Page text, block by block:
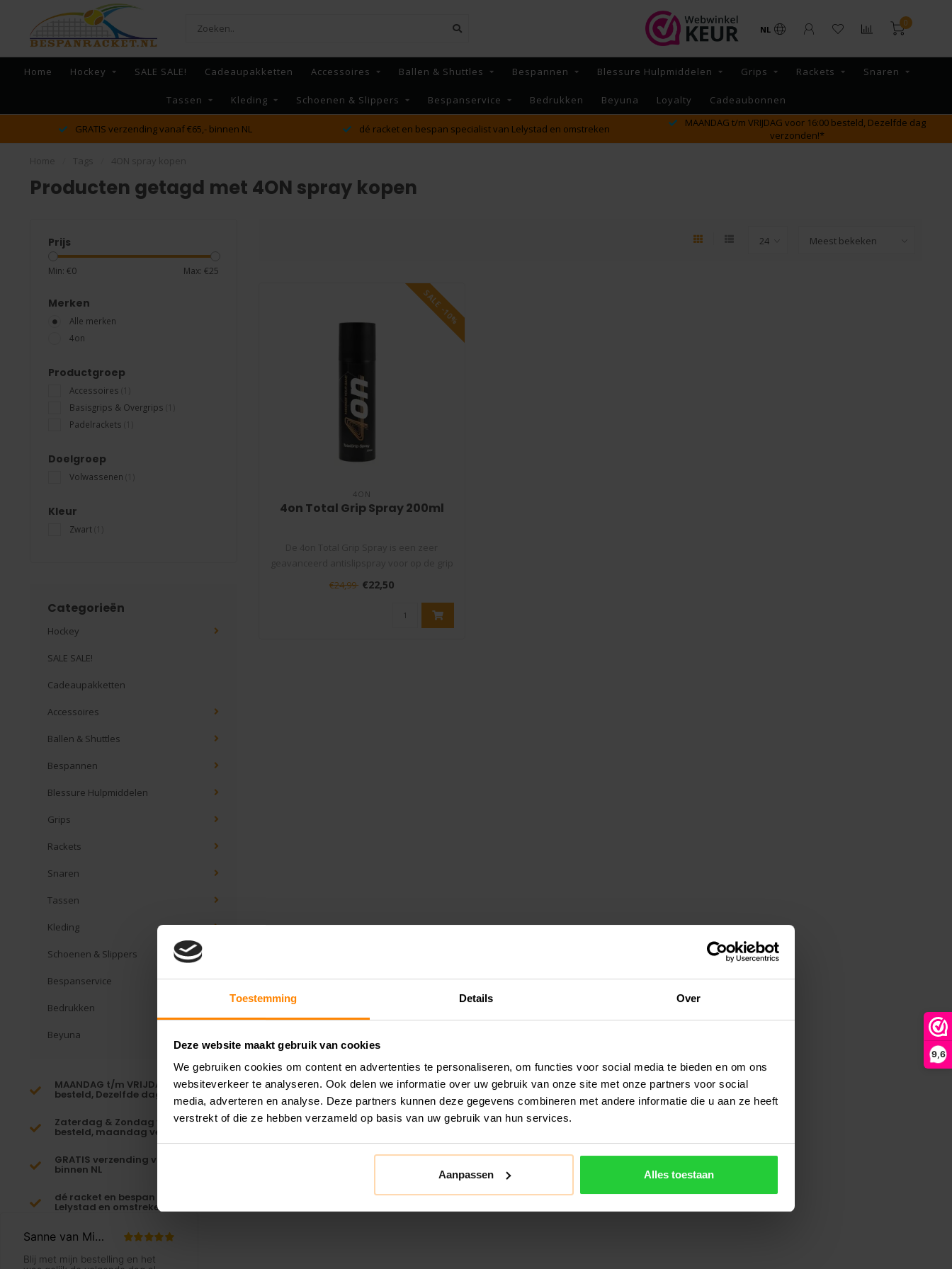
Toestemming Details Over
Deze website maakt gebruik van cookies
We gebruiken cookies om content en advertenties te personaliseren, om functies voor social media te bieden en om ons
websiteverkeer te analyseren. Ook delen we informatie over uw gebruik van onze site met onze partners voor social
media, adverteren en analyse. Deze partners kunnen deze gegevens combineren met andere informatie die u aan ze heeft
verstrekt of die ze hebben verzameld op basis van uw gebruik van hun services.
Aanpassen Alles toestaan
9,6
NL
0
Home Hockey SALE SALE! Cadeaupakketten Accessoires Ballen & Shuttles Bespannen Blessure Hulpmiddelen Grips Rackets Snaren
Tassen Kleding Schoenen & Slippers Bespanservice Bedrukken Beyuna Loyalty Cadeaubonnen
GRATIS verzending vanaf €65,- binnen NL dé racket en bespan specialist van Lelystad en omstreken
MAANDAG t/m VRIJDAG voor 16:00 besteld, Dezelfde dag
verzonden!*
Producten getagd met 4ON spray kopen
Prijs
Min: €0 Max: €25
Merken
Alle merken
4on
Productgroep
Accessoires
Basisgrips & Overgrips
Padelrackets
Doelgroep
Volwassenen
Kleur
Zwart
Categorieën
Hockey
SALE SALE!
Cadeaupakketten
Accessoires
Ballen & Shuttles
Bespannen
Blessure Hulpmiddelen
Grips
Rackets
Snaren
Tassen
Kleding
Schoenen & Slippers
Bespanservice
Bedrukken
Beyuna
MAANDAG t/m VRIJDAG voor 16:00
besteld, Dezelfde dag verzonden!*
Zaterdag & Zondag voor 23:59
besteld, maandag verzonden!
GRATIS verzending vanaf €65,-
binnen NL
dé racket en bespan specialist van
Lelystad en omstreken
SALE -10%
4ON
4on Total Grip Spray 200ml
da..
€24,99 €22,50